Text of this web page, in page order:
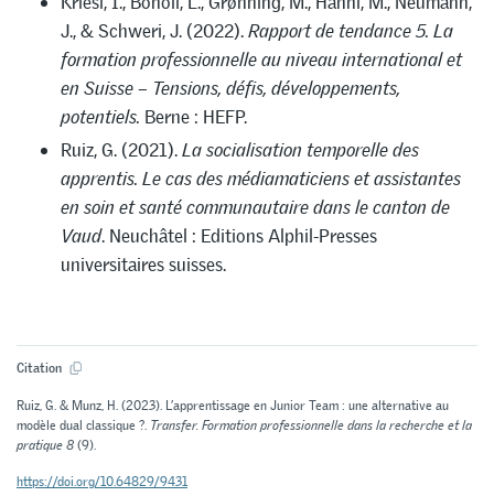
J., & Schweri, J. (2022).Rapport de tendance 5. La
formation professionnelle au niveau international et
en Suisse – Tensions, défis, développements,
potentiels. Berne : HEFP.
Ruiz, G. (2021).La socialisation temporelle des
apprentis. Le cas des médiamaticiens et assistantes
en soin et santé communautaire dans le canton de
Vaud. Neuchâtel : Editions Alphil-Presses
universitaires suisses.
Citation
Ruiz, G. & Munz, H. (2023). L’apprentissage en Junior Team : une alternative au
modèle dual classique ?. Transfer. Formation professionnelle dans la recherche et la
pratique 8(9).
https://doi.org/10.64829/9431